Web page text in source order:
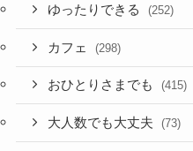
ゆったりできる (252)
カフェ (298)
おひとりさまでも (415)
大人数でも大丈夫 (73)